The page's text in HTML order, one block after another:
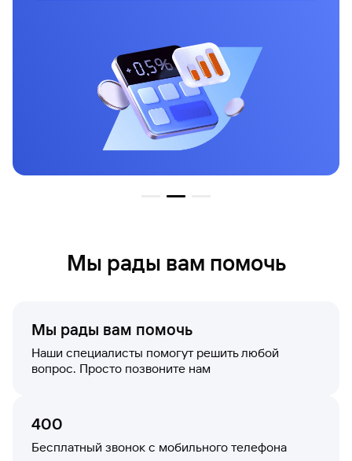
Мы рады вам помочь
Мы рады вам помочь
Наши специалисты помогут решить любой
вопрос. Просто позвоните нам
400
Бесплатный звонок с мобильного телефона